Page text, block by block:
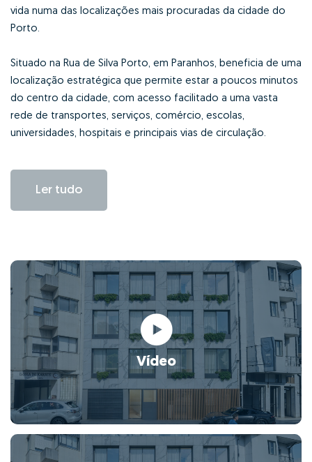
vida numa das localizações mais procuradas da cidade do
Porto.
Situado na Rua de Silva Porto, em Paranhos, beneficia de uma
localização estratégica que permite estar a poucos minutos
do centro da cidade, com acesso facilitado a uma vasta
rede de transportes, serviços, comércio, escolas,
universidades, hospitais e principais vias de circulação.
Ler tudo
Vídeo